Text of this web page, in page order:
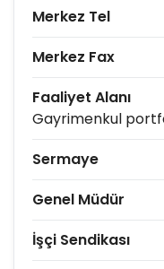
Merkez Tel
Merkez Fax
Faaliyet Alanı
Gayrimenkul
Sermaye
Genel Müdür
İşçi Sendikası